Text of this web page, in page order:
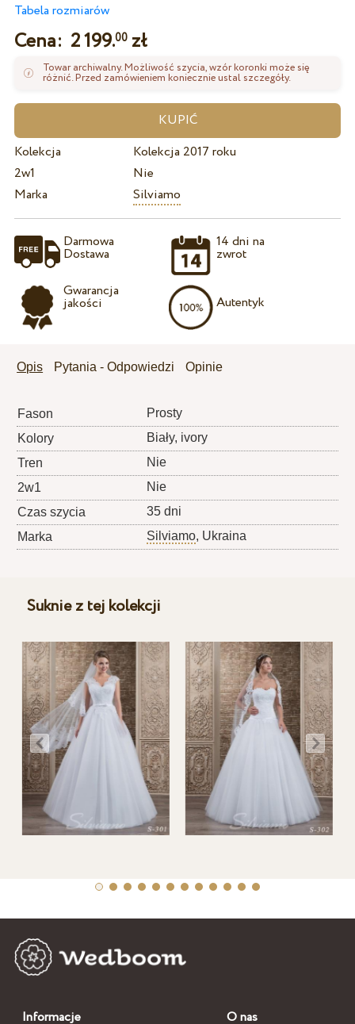
Tabela rozmiarów
Cena: 2 199.00zł
Towar archiwalny. Możliwość szycia, wzór koronki może się
różnić. Przed zamówieniem koniecznie ustal szczegóły.
Kolekcja
Kolekcja 2017 roku
2w1
Nie
Marka
Silviamo
Darmowa
Dostawa
Gwarancja
jakości
14 dni na
zwrot
Autentyk
Opis Pytania - Odpowiedzi Opinie
Fason
Prosty
Kolory
Biały, ivory
Tren
Nie
2w1
Nie
Czas szycia
35 dni
Marka
Silviamo, Ukraina
Suknie z tej kolekcji
Informacje O nas